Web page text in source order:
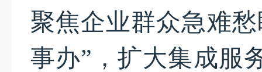
聚焦企业群众急难
事办”，扩大集成服